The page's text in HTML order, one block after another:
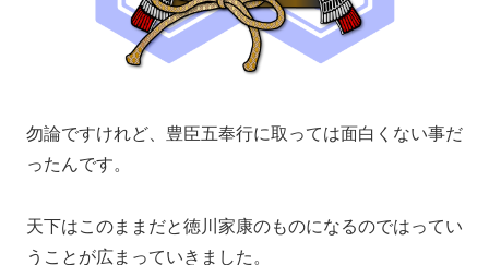
勿論ですけれど、豊臣五奉行に取っては面白くない事だ
ったんです。
天下はこのままだと徳川家康のものになるのではってい
うことが広まっていきました。